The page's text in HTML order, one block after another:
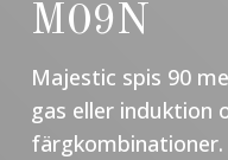
M09N
Majestic spis 90
gas eller induktion